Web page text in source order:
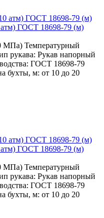
атм) ГОСТ 18698-79 (м)
МПа) Температурный
рукава: Рукав напорный
ГОСТ 18698-79
бухты, м: от 10 до 20
атм) ГОСТ 18698-79 (м)
МПа) Температурный
рукава: Рукав напорный
ГОСТ 18698-79
бухты, м: от 10 до 20